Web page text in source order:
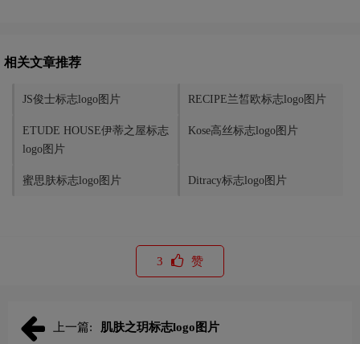
相关文章推荐
JS俊士标志logo图片 RECIPE兰皙欧标志logo图片
ETUDE HOUSE伊蒂之屋标志
logo图片
Kose高丝标志logo图片
蜜思肤标志logo图片 Ditracy标志logo图片
3 赞
上一篇: 肌肤之玥标志logo图片